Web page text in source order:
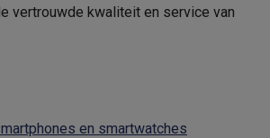
vertrouwde kwaliteit en service van
en smartwatches